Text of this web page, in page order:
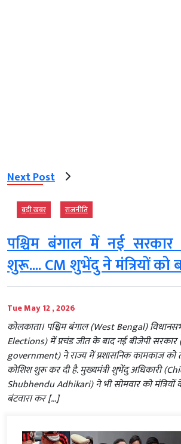
Next Post
बड़ी खबर राजनीति
पश्चिम बंगाल में नई
शुरू.... CM शुभेंदु ने मंत्रियों को
Tue May 12 , 2026
कोलकाता। पश्चिम बंगाल (West Bengal)
Elections) में प्रचंड जीत के बाद नई बीजेपी सरकार
government) ने राज्य में प्रशासनिक कामकाज को
कोशिश शुरू कर दी है. मुख्यमंत्री शुभेंदु अधिकारी
Shubhendu Adhikari) ने भी सोमवार को मंत्रियों
बंटवारा कर […]